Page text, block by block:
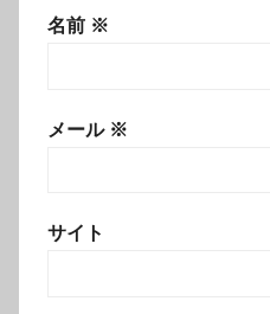
名前 ※
メール ※
サイト